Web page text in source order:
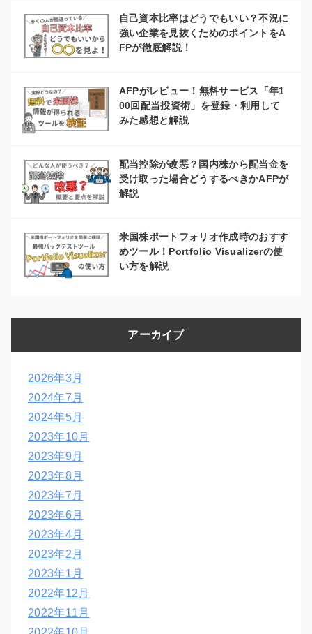
自己資本比率はどうでもいい？不況に
強い企業を見抜くためのポイントをA
FPが徹底解説！
AFPがレビュー！無料サービス「年1
00回配当投資術」を登録・利用して
みた感想と解説
配当控除が改悪？国内株から配当金を
受け取った場合どうするべきかAFPが
解説
米国株ポートフォリオ作成時のおすす
めツール！Portfolio Visualizerの使
い方を解説
アーカイブ
2026年3月
2024年7月
2024年5月
2023年10月
2023年9月
2023年8月
2023年7月
2023年6月
2023年4月
2023年2月
2023年1月
2022年12月
2022年11月